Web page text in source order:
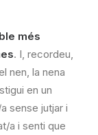
més
. I, recordeu,
nen, la nena
en un
sense jutjar i
a i senti que